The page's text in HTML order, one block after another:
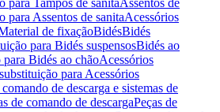
para Tampos de sanitaAssentos de
para Assentos de sanitaAcessórios
de fixaçãoBidésBidés
para Bidés suspensosBidés ao
para Bidés ao chãoAcessórios
para Acessórios
de descarga e sistemas de
de comando de descargaPeças de